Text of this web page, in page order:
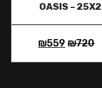
₪720
₪559